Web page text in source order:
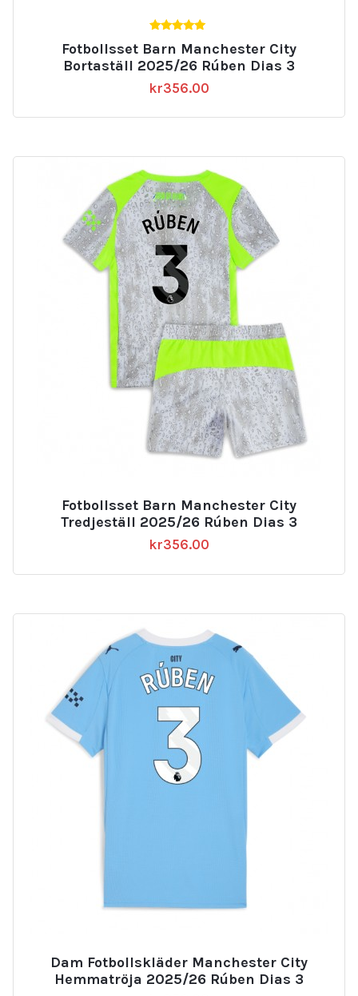
av 5
Fotbollsset Barn Manchester City
Bortaställ 2025/26 Rúben Dias 3
kr356.00
Fotbollsset Barn Manchester City
Tredjeställ 2025/26 Rúben Dias 3
kr356.00
Dam Fotbollskläder Manchester City
Hemmatröja 2025/26 Rúben Dias 3